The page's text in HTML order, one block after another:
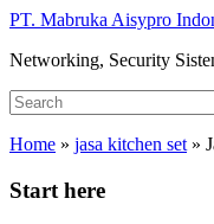
Skip
main
PT. Mabruka Aisypro
Networking, Security
Search
for:
Home » jasa kitchen set »
Start here